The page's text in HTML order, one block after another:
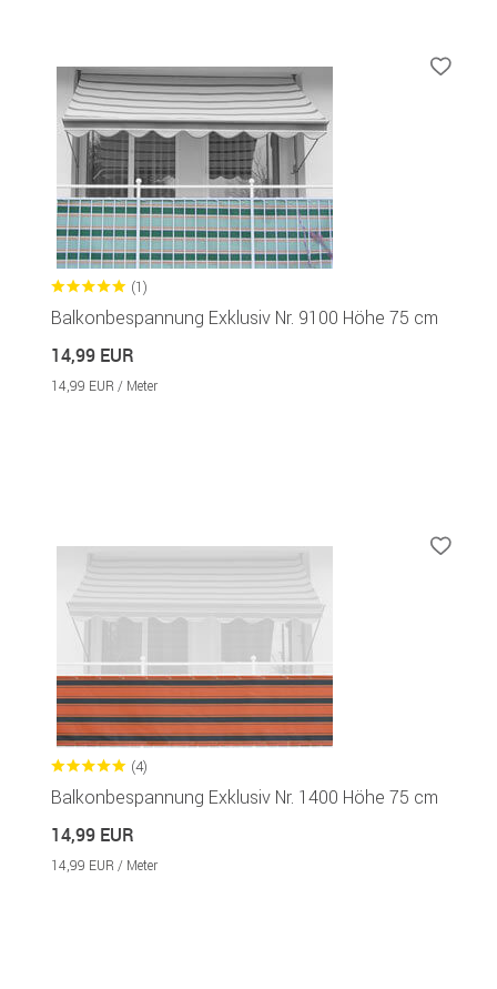
(1)
Balkonbespannung Exklusiv Nr. 9100 Höhe 75 cm
14,99 EUR
14,99 EUR / Meter
(4)
Balkonbespannung Exklusiv Nr. 1400 Höhe 75 cm
14,99 EUR
14,99 EUR / Meter